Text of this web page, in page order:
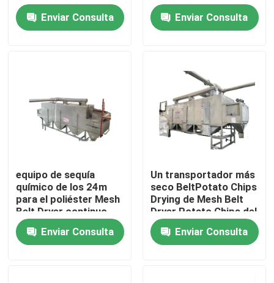
Sobre nosotros
Contacto los E.E.U.U.
Pida una cita
Secador de la cama flúida
de la sustancia
químicaEnviar Consulta
vaporización del polvo
de la mandioca
Enviar Consulta
equipo de sequía
químico de los 24m
para el poliéster Mesh
Belt Dryer continuo
Enviar Consulta
Un transportador más
seco BeltPotato Chips
Drying de Mesh Belt
Dryer Potato Chips del
deshidratador de la
comidaEnviar Consulta